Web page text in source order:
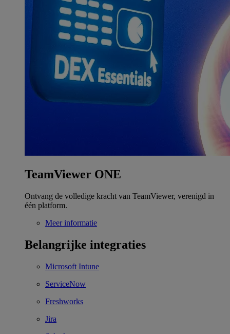
TeamViewer ONE
Ontvang de volledige kracht van TeamViewer, verenigd in
één platform.
Meer informatie
Belangrijke integraties
Microsoft Intune
ServiceNow
Freshworks
Jira